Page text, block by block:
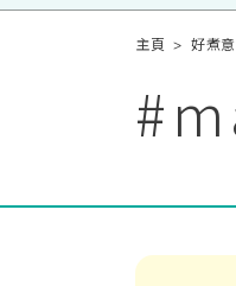
主頁 >好煮
#